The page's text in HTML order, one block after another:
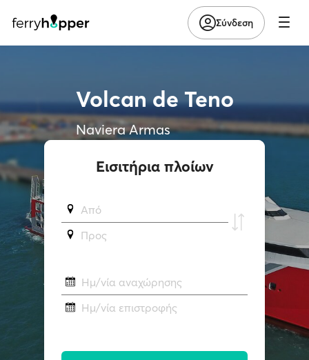
Σύνδεση
Volcan de Teno
Naviera Armas
Εισιτήρια πλοίων
Από
Προς
Ημ/νία αναχώρησης
Ημ/νία επιστροφής